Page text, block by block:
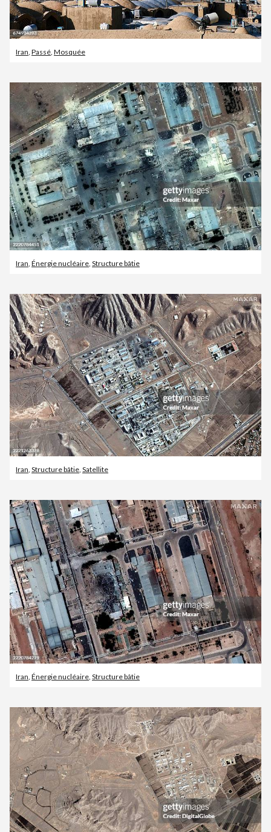
Iran, Passé, Mosquée
Iran, Énergie nucléaire, Structure bâtie
Iran Structure bâtie Satellite
Iran, Énergie nucléaire, Structure bâtie